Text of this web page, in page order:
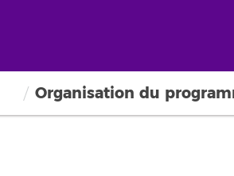
Organisation du